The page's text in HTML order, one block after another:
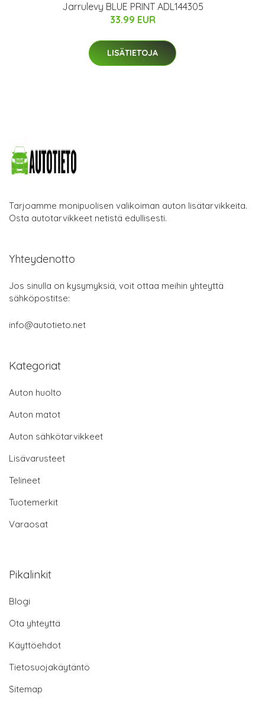
Jarrulevy BLUE PRINT ADL144305
33.99 EUR
LISÄTIETOJA
Tarjoamme monipuolisen valikoiman auton lisätarvikkeita.
Osta autotarvikkeet netistä edullisesti.
Yhteydenotto
Jos sinulla on kysymyksiä, voit ottaa meihin yhteyttä
sähköpostitse:
info@autotieto.net
Kategoriat
Auton huolto
Auton matot
Auton sähkötarvikkeet
Lisävarusteet
Telineet
Tuotemerkit
Varaosat
Pikalinkit
Blogi
Ota yhteyttä
Käyttöehdot
Tietosuojakäytäntö
Sitemap